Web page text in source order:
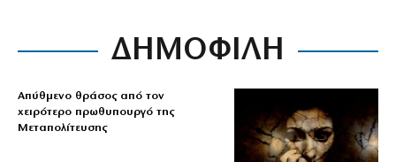
ΔΗΜΟΦΙΛΗ
Απύθμενο θράσος από τον
χειρότερο πρωθυπουργό της
Μεταπολίτευσης